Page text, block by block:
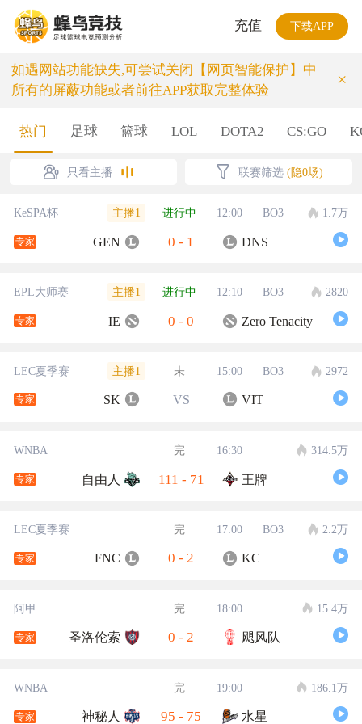
充值 下载APP
如遇网站功能缺失,可尝试关闭【网页智能保护】中
所有的屏蔽功能或者前往APP获取完整体验
×
热门 足球 篮球 LOL DOTA2 CS:GO
只看主播 联赛筛选 (隐0场)
KeSPA杯 主播1 进行中 12:00 BO3 1.7万
专家 GEN 0 - 1 DNS
EPL大师赛 主播1 进行中 12:10 BO3 2820
专家 IE 0 - 0 Zero Tenacity
LEC夏季赛 主播1 未 15:00 BO3 2972
专家 SK VS VIT
WNBA 完 16:30 314.5万
专家 自由人 111 - 71 王牌
LEC夏季赛 完 17:00 BO3 2.2万
专家 FNC 0 - 2 KC
阿甲 完 18:00 15.4万
专家 圣洛伦索 0 - 2 飓风队
WNBA 完 19:00 186.1万
专家 神秘人 95 - 75 水星